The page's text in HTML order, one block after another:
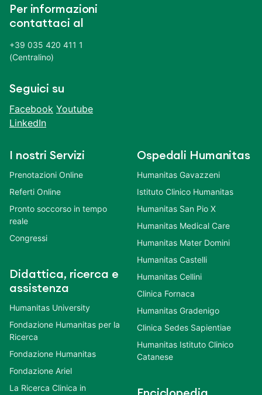
Per informazioni
contattaci al
+39 035 420 411 1
(Centralino)
Seguici su
Facebook Youtube
LinkedIn
I nostri Servizi
Prenotazioni Online
Referti Online
Pronto soccorso in tempo
reale
Congressi
Didattica, ricerca e
assistenza
Humanitas University
Fondazione Humanitas per la
Ricerca
Fondazione Humanitas
Fondazione Ariel
La Ricerca Clinica in
Ospedali Humanitas
Humanitas Gavazzeni
Istituto Clinico Humanitas
Humanitas San Pio X
Humanitas Medical Care
Humanitas Mater Domini
Humanitas Castelli
Humanitas Cellini
Clinica Fornaca
Humanitas Gradenigo
Clinica Sedes Sapientiae
Humanitas Istituto Clinico
Catanese